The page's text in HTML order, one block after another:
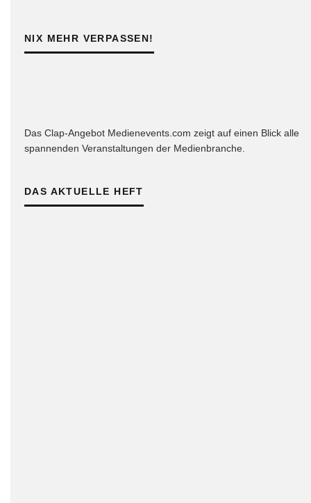
NIX MEHR VERPASSEN!
Das Clap-Angebot Medienevents.com zeigt auf einen Blick alle
spannenden Veranstaltungen der Medienbranche.
DAS AKTUELLE HEFT